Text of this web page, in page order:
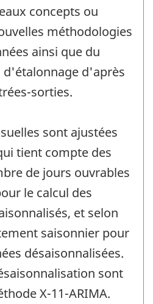
concepts ou
méthodologies
ainsi que du
d'étalonnage d'après
sorties.
sont ajustées
tient compte des
de jours ouvrables
le calcul des
et selon
saisonnier pour
désaisonnalisées.
sont
X-11-ARIMA.